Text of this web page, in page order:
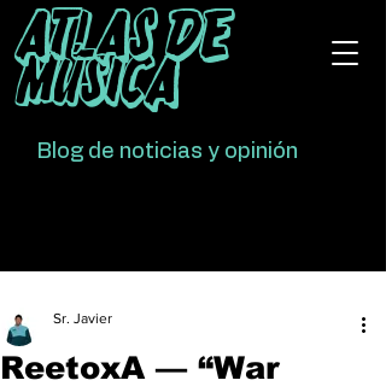
Atlas De
Música
Blog de noticias y opinión
ReetoxA — “War
Sr. Javier